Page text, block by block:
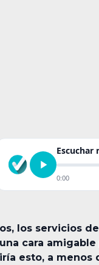
Escuchar
0:00
los servicios
cara
esto, a menos